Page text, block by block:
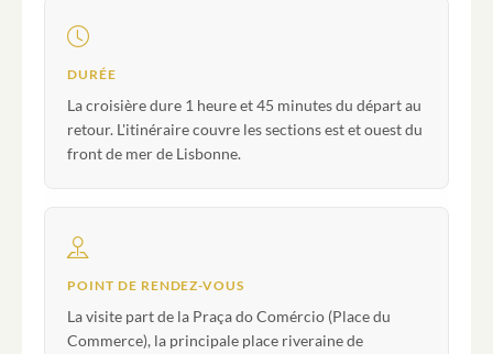
DURÉE
La croisière dure 1 heure et 45 minutes du départ au
retour. L'itinéraire couvre les sections est et ouest du
front de mer de Lisbonne.
POINT DE RENDEZ-VOUS
La visite part de la Praça do Comércio (Place du
Commerce), la principale place riveraine de